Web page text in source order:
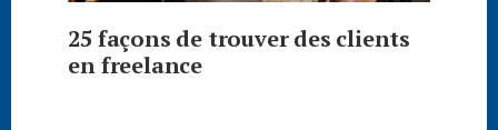
25 façons de trouver des clients
en freelance